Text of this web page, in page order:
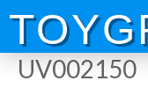
Skip
content
UV002150